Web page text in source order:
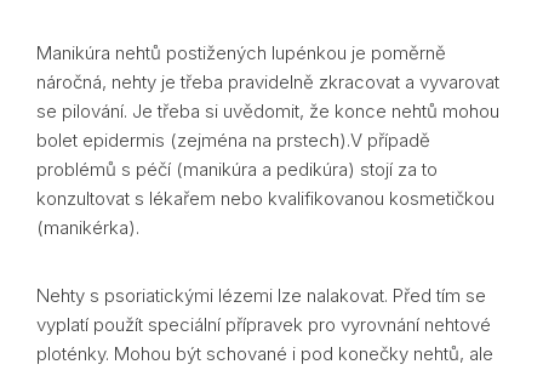
Manikúra nehtů postižených lupénkou je poměrně
náročná, nehty je třeba pravidelně zkracovat a vyvarovat
se pilování. Je třeba si uvědomit, že konce nehtů mohou
bolet epidermis (zejména na prstech).V případě
problémů s péčí (manikúra a pedikúra) stojí za to
konzultovat s lékařem nebo kvalifikovanou kosmetičkou
(manikérka).
Nehty s psoriatickými lézemi lze nalakovat. Před tím se
vyplatí použít speciální přípravek pro vyrovnání nehtové
ploténky. Mohou být schované i pod konečky nehtů, ale